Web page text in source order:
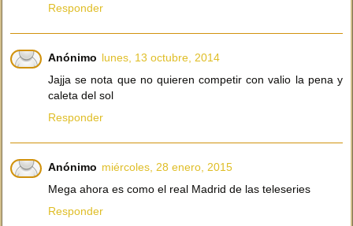
Responder
Anónimo lunes, 13 octubre, 2014
Jajja se nota que no quieren competir con valio la pena y
caleta del sol
Responder
Anónimo miércoles, 28 enero, 2015
Mega ahora es como el real Madrid de las teleseries
Responder